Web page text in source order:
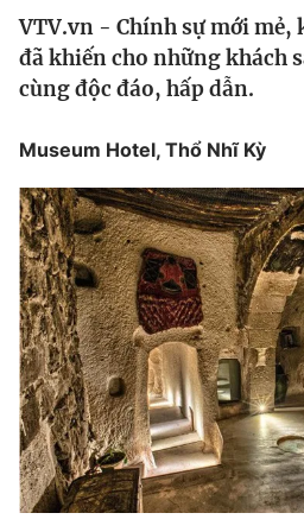
Thế giới
Tin tức
Kinh tế
Tài chính
Thị trường
Góc doanh nghiệp
Truyền hình
Phim VTV
Hậu trường
Nhân vật
Khán giả
Giải sao mai
Giải trí
Điện ảnh
Âm nhạc
Sao
Đời sống
Du lịch
Làm đẹp
Giáo dục
Tuyển sinh
Công nghệ
VTV.vn - Chính sự mới mẻ,
đã khiến cho những khách
cùng độc đáo, hấp dẫn.
Museum Hotel, Thổ Nhĩ Kỳ